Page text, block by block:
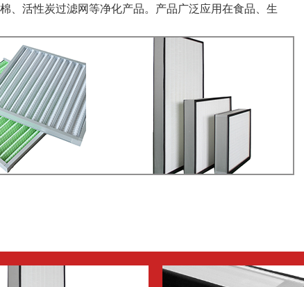
、活性炭过滤网等净化产品。产品广泛应用在食品、生